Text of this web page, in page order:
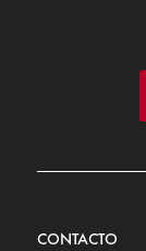
CONTACTO